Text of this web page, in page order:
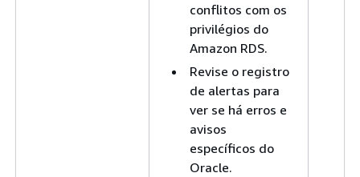
conflitos com os
privilégios do
Amazon RDS.
Revise o registro
de alertas para
ver se há erros e
avisos
específicos do
Oracle.